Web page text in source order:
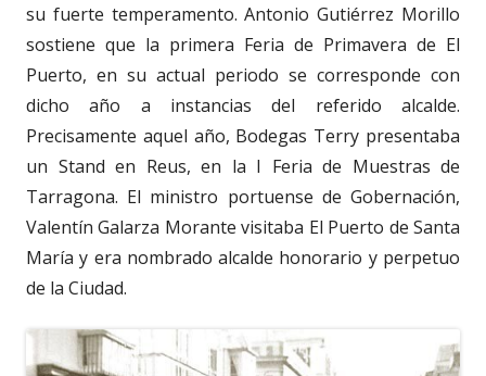
su fuerte temperamento. Antonio Gutiérrez Morillo
sostiene que la primera Feria de Primavera de El
Puerto, en su actual periodo se corresponde con
dicho año a instancias del referido alcalde.
Precisamente aquel año, Bodegas Terry presentaba
un Stand en Reus, en la I Feria de Muestras de
Tarragona. El ministro portuense de Gobernación,
Valentín Galarza Morante visitaba El Puerto de Santa
María y era nombrado alcalde honorario y perpetuo
de la Ciudad.